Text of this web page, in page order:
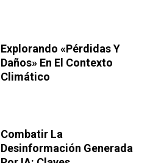
Explorando «pérdidas Y
Daños» En El Contexto
Climático
Combatir La
Desinformación Generada